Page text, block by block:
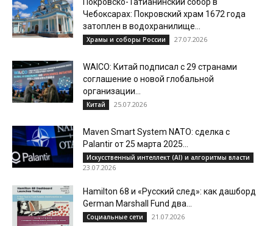
Чебоксарах: Покровский храм 1672 года
затоплен в водохранилище...
Храмы и соборы России 27.07.2026
WAICO: Китай подписал с 29 странами
соглашение о новой глобальной
организации...
Китай 25.07.2026
Maven Smart System NATO: сделка с
Palantir от 25 марта 2025...
Искусственный интеллект (AI) и алгоритмы власти
23.07.2026
Hamilton 68 и «Русский след»: как дашборд
German Marshall Fund два...
Социальные сети 21.07.2026